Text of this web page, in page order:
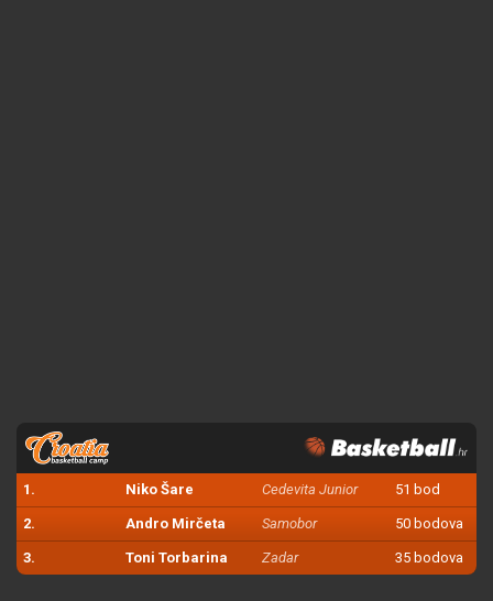
1. Niko Šare Cedevita Junior 51 bod
2. Andro Mirčeta Samobor 50 bodova
3. Toni Torbarina Zadar 35 bodova